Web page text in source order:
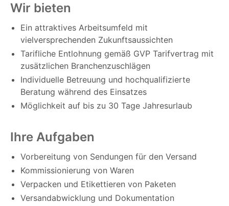
Wir bieten
Ein attraktives Arbeitsumfeld mit
vielversprechenden Zukunftsaussichten
Tarifliche Entlohnung gemäß GVP Tarifvertrag mit
zusätzlichen Branchenzuschlägen
Individuelle Betreuung und hochqualifizierte
Beratung während des Einsatzes
Möglichkeit auf bis zu 30 Tage Jahresurlaub
Ihre Aufgaben
Vorbereitung von Sendungen für den Versand
Kommissionierung von Waren
Verpacken und Etikettieren von Paketen
Versandabwicklung und Dokumentation